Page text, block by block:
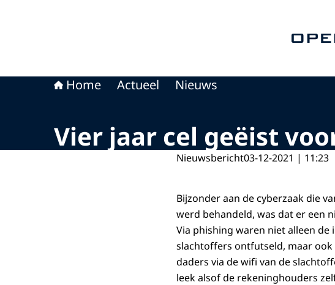
Home Actueel Nieuws
Vier jaar cel geëist
Nieuwsbericht03-12-2021 | 11:23
Bijzonder aan de cyberzaak die
werd behandeld, was dat er een
Via phishing waren niet alleen de
slachtoffers ontfutseld, maar
daders via de wifi van de
leek alsof de rekeninghouders